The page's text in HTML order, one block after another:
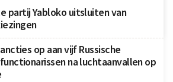
partij Yabloko uitsluiten van
op aan vijf Russische
na luchtaanvallen op